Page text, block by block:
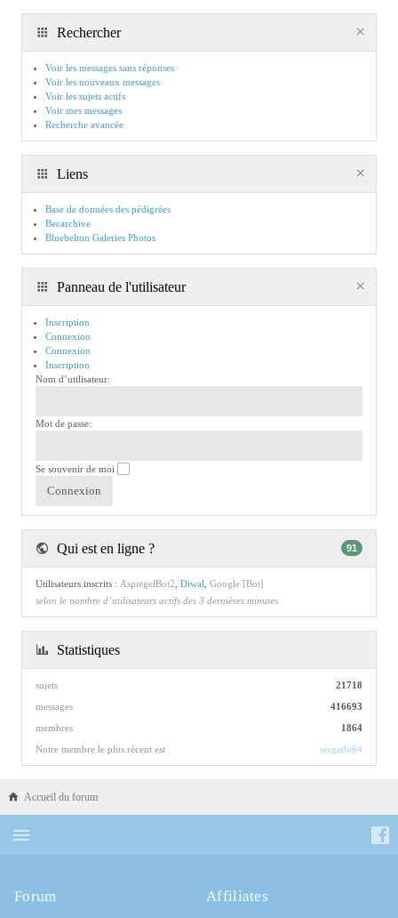
Rechercher
Voir les messages sans réponses
Voir les nouveaux messages
Voir les sujets actifs
Voir mes messages
Recherche avancée
Liens
Base de données des pédigrées
Becarchive
Bluebelton Galeries Photos
Panneau de l'utilisateur
Inscription
Connexion
Connexion
Inscription
Nom d’utilisateur:
Mot de passe:
Se souvenir de moi
Qui est en ligne ? 91
Utilisateurs inscrits : AspiegelBot2, Diwal, Google [Bot]
selon le nombre d’utilisateurs actifs des 3 dernières minutes
Statistiques
21718
sujets
416693
messages
1864
membres
Notre membre le plus récent est
sergedu64
Accueil du forum
Forum Affiliates